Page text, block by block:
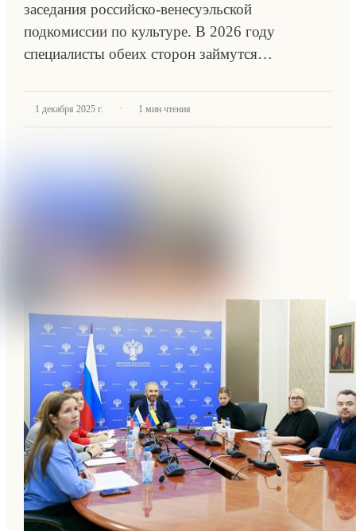
заседания российско-венесуэльской
подкомиссии по культуре. В 2026 году
специалисты обеих сторон займутся…
1 декабря 2025 г. · 1 мин чтения